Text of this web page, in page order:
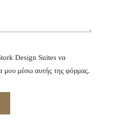
Design Suites να
μου μέσω αυτής της φόρμας.